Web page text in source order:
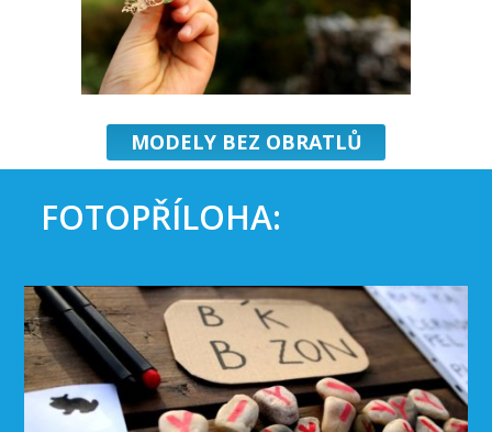
MODELY BEZ OBRATLŮ
FOTOPŘÍLOHA: